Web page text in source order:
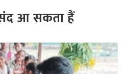
आ सकता हैं